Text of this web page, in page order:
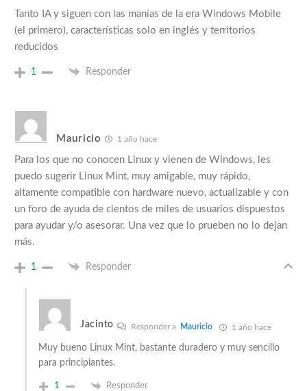
Tanto IA y siguen con las manías de la era Windows Mobile
(el primero), características solo en inglés y territorios
reducidos
1 Responder
Mauricio 1 año hace
Para los que no conocen Linux y vienen de Windows, les
puedo sugerir Linux Mint, muy amigable, muy rápido,
altamente compatible con hardware nuevo, actualizable y con
un foro de ayuda de cientos de miles de usuarios dispuestos
para ayudar y/o asesorar. Una vez que lo prueben no lo dejan
más.
1 Responder
Jacinto Responder a Mauricio 1 año hace
Muy bueno Linux Mint, bastante duradero y muy sencillo
para principiantes.
1 Responder